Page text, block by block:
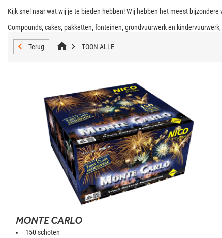
Kijk snel naar wat wij je te bieden hebben! Wij hebben het meest bijzondere
Compounds, cakes, pakketten, fonteinen, grondvuurwerk en
Terug TOON ALLE
MONTE CARLO
150 schoten